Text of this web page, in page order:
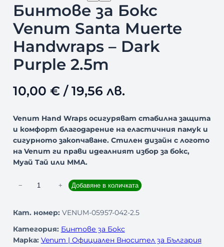
Бинтове за Бокс
Venum Santa Muerte
Handwraps – Dark
Purple 2.5m
10,00 €/ 19,56 лв.
Venum Hand Wraps осигуряват стабилна защита
и комфорт благодарение на еластичния памук и
сигурното закопчаване. Стилен дизайн с логото
на Venum ги прави идеалният избор за бокс,
Муай Тай или ММА.
л
ч
е
− + Добавяне в количката
Кат. номер: VENUM-05957-042-2.5
Категория: Бинтове за Бокс
Марка: Venum | Официален Вносител за България